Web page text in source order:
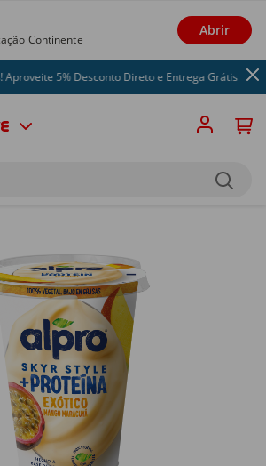
Continente
Abrir
5% Desconto Direto e Entrega Grátis